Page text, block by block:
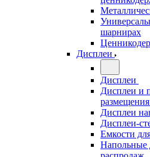
шарнирах
Дисплеи
Дисплеи
Дисплеи и
Дисплеи
Дисплеи-
Емкости
Напольные